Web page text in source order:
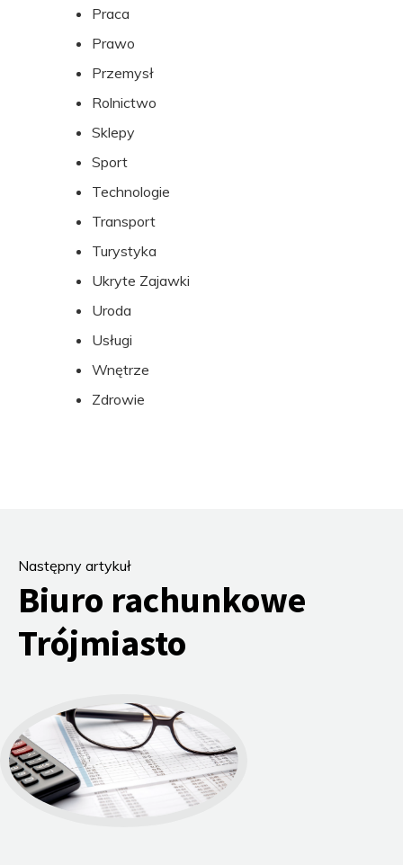
Praca
Prawo
Przemysł
Rolnictwo
Sklepy
Sport
Technologie
Transport
Turystyka
Ukryte Zajawki
Uroda
Usługi
Wnętrze
Zdrowie
Następny artykuł
Biuro rachunkowe
Trójmiasto